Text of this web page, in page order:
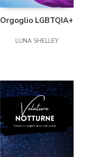
Orgoglio LGBTQIA+
LUNA SHELLEY